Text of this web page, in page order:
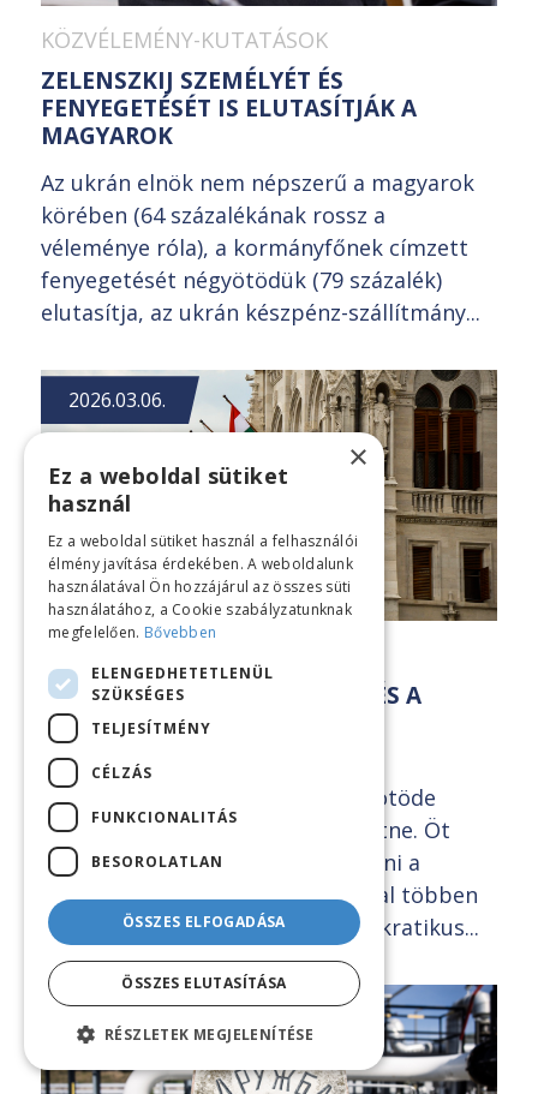
KÖZVÉLEMÉNY-KUTATÁSOK
ZELENSZKIJ SZEMÉLYÉT ÉS
FENYEGETÉSÉT IS ELUTASÍTJÁK A
MAGYAROK
Az ukrán elnök nem népszerű a magyarok
körében (64 százalékának rossz a
véleménye róla), a kormányfőnek címzett
fenyegetését négyötödük (79 százalék)
elutasítja, az ukrán készpénz-szállítmány...
2026.03.06.
SOKAN AKARJÁK, HOGY A DK ÉS A
KUTYA PÁRT IS BEJUSSON A
PARLAMENTBE
A választók harmada négypárti, ötöde
pedig ötpárti parlamentet szeretne. Öt
pártnak van reális esélye bekerülni a
következő parlamentbe, és sokkal többen
drukkolnak a Mi Hazánk, a Demokratikus...
2026.02.28.
×
Ez a weboldal sütiket
használ
Ez a weboldal sütiket használ a felhasználói
élmény javítása érdekében. A weboldalunk
használatával Ön hozzájárul az összes süti
használatához, a Cookie szabályzatunknak
megfelelően. Bővebben
ELENGEDHETETLENÜL
SZÜKSÉGES
TELJESÍTMÉNY
CÉLZÁS
FUNKCIONALITÁS
BESOROLATLAN
ÖSSZES ELFOGADÁSA
ÖSSZES ELUTASÍTÁSA
RÉSZLETEK MEGJELENÍTÉSE